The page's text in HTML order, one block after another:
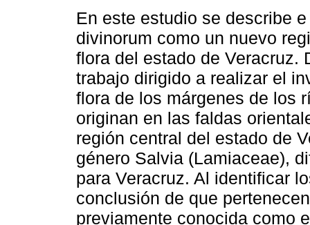
En este estudio se describe
divinorum como un nuevo
flora del estado de Veracruz.
trabajo dirigido a realizar el
flora de los márgenes de los
originan en las faldas
región central del estado de
género Salvia (Lamiaceae),
para Veracruz. Al identificar
conclusión de que
previamente conocida como